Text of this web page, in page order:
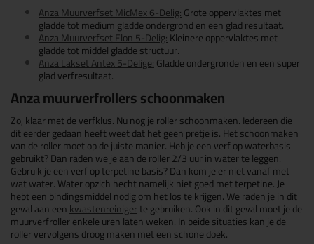
Anza Muurverfset MicMex 6-Delig:Grote oppervlaktes met
gladde tot medium gladde ondergrond en een glad resultaat.
Anza Muurverfset Elon 5-Delig:Kleinere oppervlaktes met
gladde tot middel gladde structuur.
Anza Lakset Antex 5-Delige:Gladde ondergronden en een super
glad verfresultaat.
Anza muurverfrollers schoonmaken
Zo, klaar met de verfklus. Nu nog je roller schoonmaken. Iedereen die
dit eerder gedaan heeft weet dat het geen pretje is. Het schoonmaken
van de roller moet op de juiste manier. Heb je een verf op waterbasis
gebruikt? Dan raden we je aan de roller 2/3 uur in water te leggen.
Gebruik je een verf op terpetine basis? Dan kom je er niet vanaf met
wat water. Water opzich hecht namelijk niet goed met terpetine. Je
hebt een bindingsmiddel nodig om het los te krijgen. We raden je in dit
geval aan eenkwastenreinigerte gebruiken. Ook in dit geval moet je de
muurverfroller enkele uren laten weken. In beide situaties kan je de
roller vervolgens droog maken met een schone doek.